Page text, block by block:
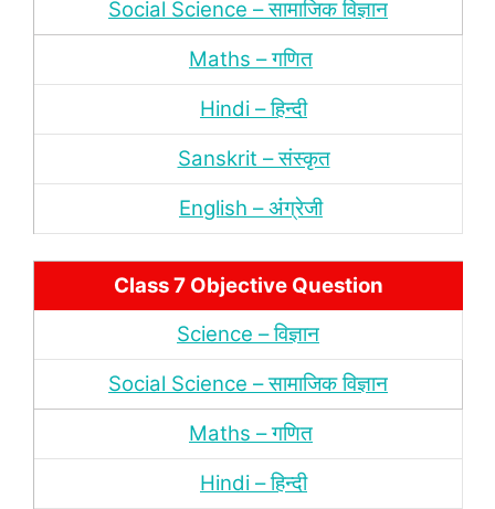
Social Science – सामाजिक विज्ञान
Maths – गणित
Hindi – हिन्‍दी
Sanskrit – संस्‍कृत
English – अंंग्रेजी
Class 7 Objective Question
Science – विज्ञान
Social Science – सामाजिक विज्ञान
Maths – गणित
Hindi – हिन्‍दी